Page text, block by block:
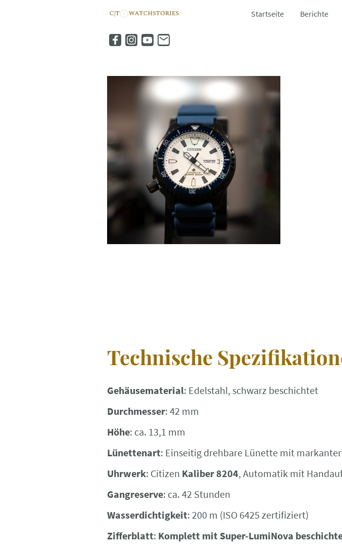
Startseite Berichte
Technische
Gehäusematerial: Edelstahl, schwarz beschichtet
Durchmesser: 42 mm
Höhe: ca. 13,1 mm
Lünettenart: Einseitig drehbare Lünette mit
Uhrwerk: Citizen Kaliber 8204, Automatik mit
Gangreserve: ca. 42 Stunden
Wasserdichtigkeit: 200 m (ISO 6425 zertifiziert)
Zifferblatt: Komplett mit Super-LumiNova